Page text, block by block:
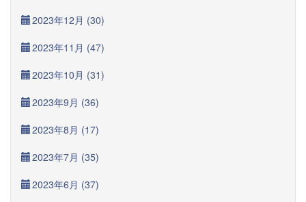
2023年12月 (30)
2023年11月 (47)
2023年10月 (31)
2023年9月 (36)
2023年8月 (17)
2023年7月 (35)
2023年6月 (37)